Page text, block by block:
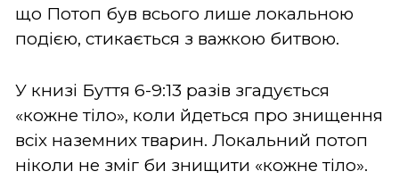
що Потоп був всього лише локальною
подією, стикається з важкою битвою.
У книзі Буття 6-9:13 разів згадується
«кожне тіло», коли йдеться про знищення
всіх наземних тварин. Локальний потоп
ніколи не зміг би знищити «кожне тіло».